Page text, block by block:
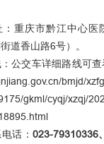
：重庆市黔江中心医
道香山路6号）。
公交车详细路线可
bmjd/
gkml/cyqj/xzqj/
话： 023-79310336